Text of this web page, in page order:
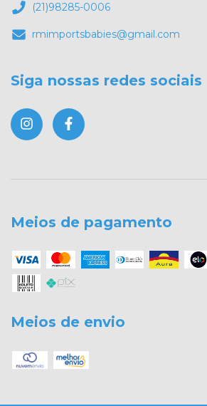
(21)98285-0006
rmimportsbabies@gmail.com
Siga nossas redes sociais
Meios de pagamento
Meios de envio